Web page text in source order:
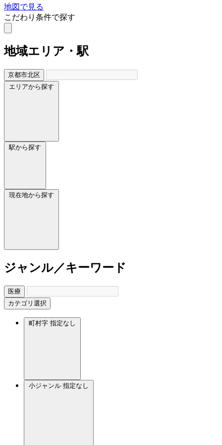
地図で見る
こだわり条件で探す
地域エリア・駅
京都市北区
エリアから探す
駅から探す
現在地から探す
ジャンル／キーワード
医療
カテゴリ選択
町村字 指定なし
小ジャンル 指定なし